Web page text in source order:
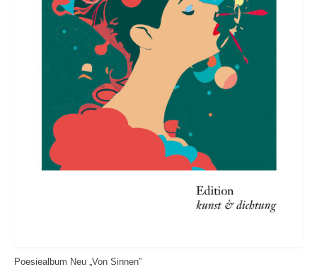
Poesiealbum Neu „Von Sinnen”